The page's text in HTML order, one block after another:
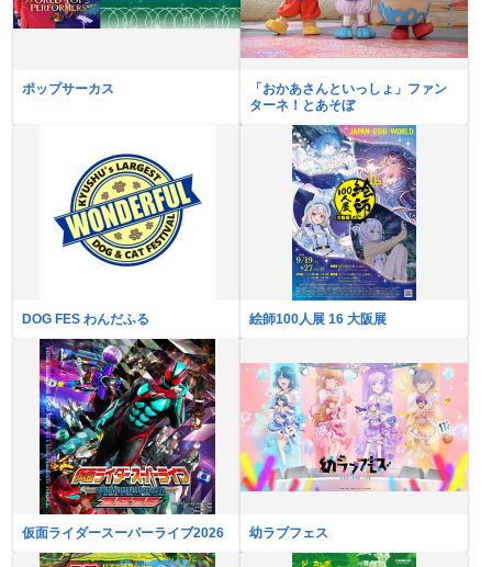
ポップサーカス
「おかあさんといっしょ」ファン
ターネ！とあそぼ
DOG FES わんだふる 絵師100人展 16 大阪展
仮面ライダースーパーライブ2026 幼ラブフェス